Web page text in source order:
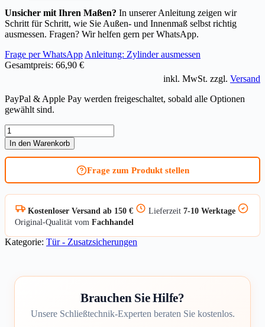
Unsicher mit Ihren Maßen? In unserer Anleitung zeigen wir
Schritt für Schritt, wie Sie Außen- und Innenmaß selbst richtig
ausmessen. Fragen? Wir helfen gern per WhatsApp.
Frage per WhatsApp Anleitung: Zylinder ausmessen
Gesamtpreis: 66,90 €
inkl. MwSt. zzgl. Versand
PayPal & Apple Pay werden freigeschaltet, sobald alle Optionen
gewählt sind.
Türbandseitensicherung
IKON
Krallfix
3
Menge
In den Warenkorb
Frage zum Produkt stellen
Kostenloser Versand ab 150 € Lieferzeit 7-10 Werktage
Original-Qualität vom Fachhandel
Kategorie: Tür - Zusatzsicherungen
Brauchen Sie Hilfe?
Unsere Schließtechnik-Experten beraten Sie kostenlos.